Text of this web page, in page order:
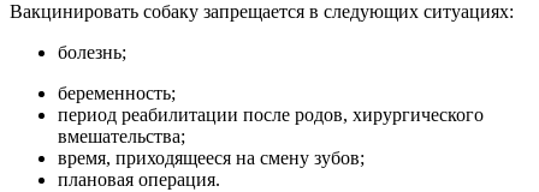
Вакцинировать собаку запрещается в следующих ситуациях:
болезнь;
беременность;
период реабилитации после родов, хирургического
вмешательства;
время, приходящееся на смену зубов;
плановая операция.